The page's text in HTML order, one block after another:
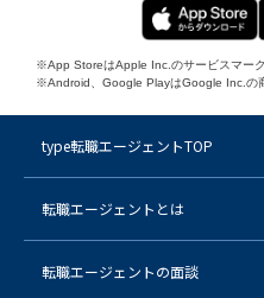
※App StoreはApple Inc.のサービスマーク
※Android、Google PlayはGoogle Inc.の
type転職エージェントTOP
転職エージェントとは
転職エージェントの面談